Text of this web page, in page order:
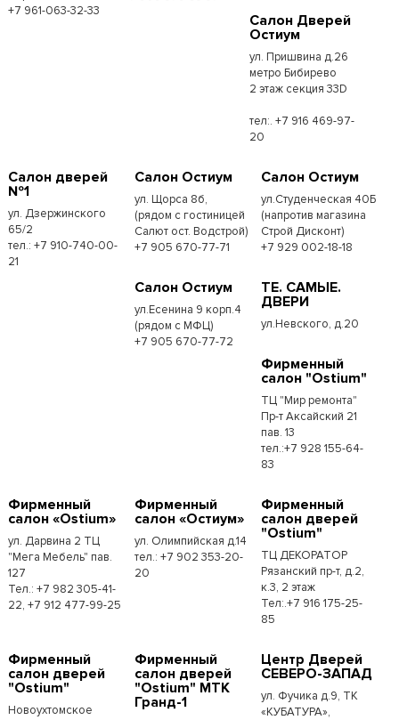
+7 961-063-32-33
Салон Дверей
Остиум
ул. Пришвина д.26
метро Бибирево
2 этаж секция 33D
тел:. +7 916 469-97-
20
Салон дверей
№1
ул. Дзержинского
65/2
тел.: +7 910-740-00-
21
Салон Остиум
ул. Щорса 8б,
(рядом с гостиницей
Салют ост. Водстрой)
+7 905 670-77-71
Салон Остиум
ул.Студенческая 40Б
(напротив магазина
Строй Дисконт)
+7 929 002-18-18
Салон Остиум
ул.Есенина 9 корп.4
(рядом с МФЦ)
+7 905 670-77-72
ТЕ. САМЫЕ.
ДВЕРИ
ул.Невского, д.20
Фирменный
салон "Ostium"
ТЦ "Мир ремонта"
Пр-т Аксайский 21
пав. 13
тел.:+7 928 155-64-
83
Фирменный
салон «Ostium»
ул. Дарвина 2 ТЦ
"Мега Мебель" пав.
127
Тел.: +7 982 305-41-
22, +7 912 477-99-25
Фирменный
салон «Остиум»
ул. Олимпийская д.14
тел.: +7 902 353-20-
20
Фирменный
салон дверей
"Ostium"
ТЦ ДЕКОРАТОР
Рязанский пр-т, д.2,
к.3, 2 этаж
Тел:.+7 916 175-25-
85
Фирменный
салон дверей
"Ostium"
Новоухтомское
Фирменный
салон дверей
"Ostium" МТК
Гранд-1
Центр Дверей
СЕВЕРО-ЗАПАД
ул. Фучика д.9, ТК
«КУБАТУРА»,